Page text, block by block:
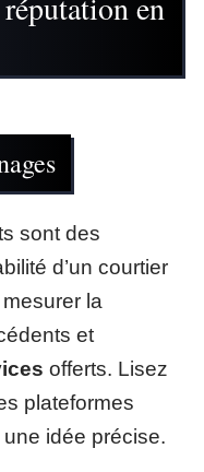
sont des
d’un courtier
la
et
offerts. Lisez
plateformes
idée précise.